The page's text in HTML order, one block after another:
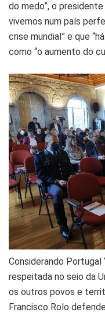
do medo”, o
vivemos num país
crise mundial” e que
como “o aumento do
Considerando Portugal
respeitada no seio da
os outros povos e
Francisco Rolo